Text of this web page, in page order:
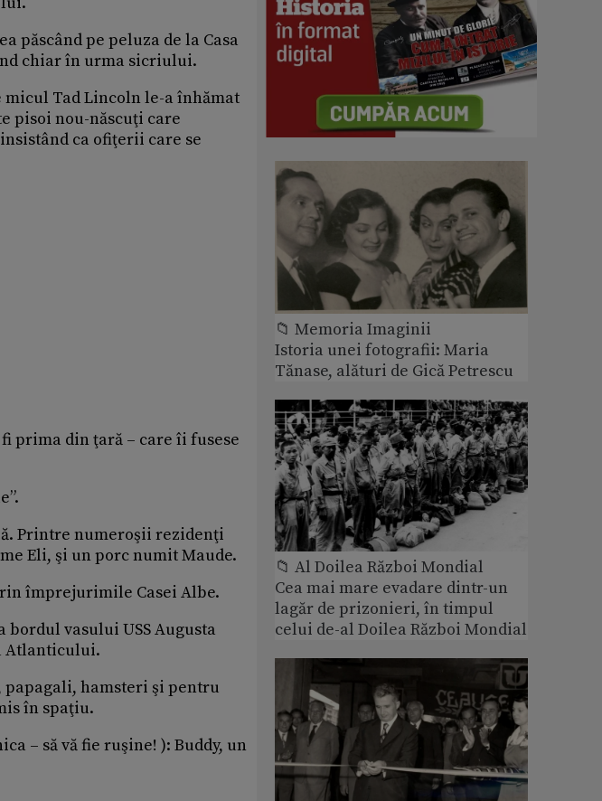
păscând pe peluza de la Casa
chiar în urma sicriului.
micul Tad Lincoln le-a înhămat
pisoi nou-născuţi care
ca ofiţerii care se
prima din ţară – care îi fusese
Printre numeroşii rezidenţi
Eli, şi un porc numit Maude.
împrejurimile Casei Albe.
bordul vasului USS Augusta
Atlanticului.
papagali, hamsteri şi pentru
în spaţiu.
– să vă fie ruşine! ): Buddy, un
📁 Memoria Imaginii
Istoria unei fotografii: Maria
Tănase, alături de Gică Petrescu
📁 Al Doilea Război Mondial
Cea mai mare evadare dintr-un
lagăr de prizonieri, în timpul
celui de-al Doilea Război Mondial